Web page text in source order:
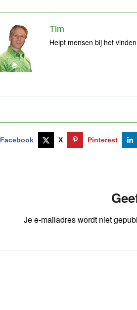
Tim
Helpt mensen bij het
Facebook X Pinterest
Je e-mailadres wordt niet